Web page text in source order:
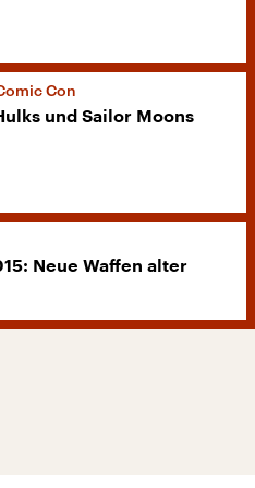
Con
und Sailor Moons
Neue Waffen alter